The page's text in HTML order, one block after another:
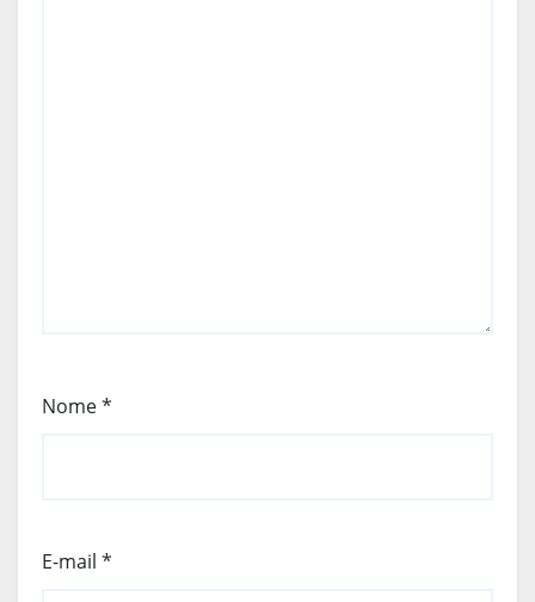
Nome*
E-mail *